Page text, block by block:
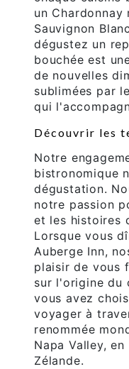
un
Sauvignon
dégustez un
bouchée est
de nouvelles
sublimées par
qui
Découvrir les
Notre
bistronomique
dégustation.
notre passion
et les histoires
Lorsque vous
Auberge Inn,
plaisir de vous
sur l'origine du
vous avez
voyager à
renommée
Napa Valley,
Zélande.